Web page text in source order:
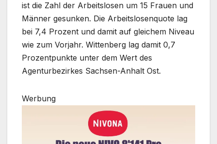
ist die Zahl der Arbeitslosen um 15 Frauen und
Männer gesunken. Die Arbeitslosenquote lag
bei 7,4 Prozent und damit auf gleichem Niveau
wie zum Vorjahr. Wittenberg lag damit 0,7
Prozentpunkte unter dem Wert des
Agenturbezirkes Sachsen-Anhalt Ost.
Werbung